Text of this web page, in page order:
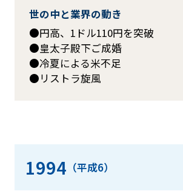
世の中と業界の動き
円高、1ドル110円を突破
皇太子殿下ご成婚
冷夏による米不足
リストラ旋風
1994 （平成6）